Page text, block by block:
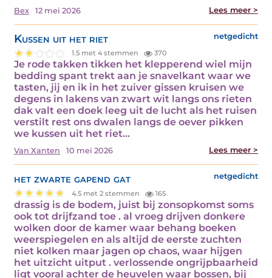
Bex 12 mei 2026 Lees meer >
Kussen uit het riet netgedicht
1.5 met 4 stemmen 370
Je rode takken tikken het klepperend wiel mijn
bedding spant trekt aan je snavelkant waar we
tasten, jij en ik in het zuiver gissen kruisen we
degens in lakens van zwart wit langs ons rieten
dak valt een doek leeg uit de lucht als het ruisen
verstilt rest ons dwalen langs de oever pikken
we kussen uit het riet…
Van Xanten 10 mei 2026 Lees meer >
het zwarte gapend gat netgedicht
4.5 met 2 stemmen 165
drassig is de bodem, juist bij zonsopkomst soms
ook tot drijfzand toe . al vroeg drijven donkere
wolken door de kamer waar behang boeken
weerspiegelen en als altijd de eerste zuchten
niet kolken maar jagen op chaos, waar hijgen
het uitzicht uitput . verlossende ongrijpbaarheid
ligt vooral achter de heuvelen waar bossen, bij